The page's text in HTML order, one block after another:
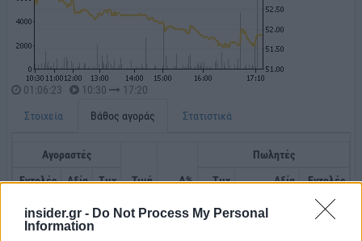
insider.gr - Do Not Process My Personal
Information